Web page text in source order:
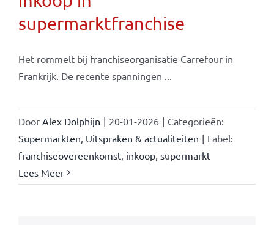
supermarktfranchise
Het rommelt bij franchiseorganisatie Carrefour in
Frankrijk. De recente spanningen ...
Door Alex Dolphijn | 20-01-2026 | Categorieën:
Supermarkten, Uitspraken & actualiteiten | Label:
franchiseovereenkomst, inkoop, supermarkt
Lees Meer